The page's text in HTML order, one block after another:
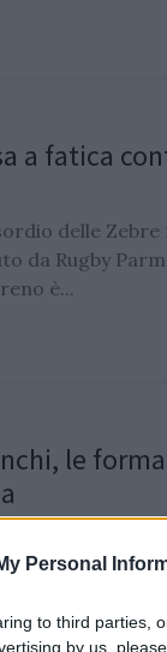
Personal
to third parties,
by us,
a fatica
delle Zebre
da Rugby
è...
le
entrambe